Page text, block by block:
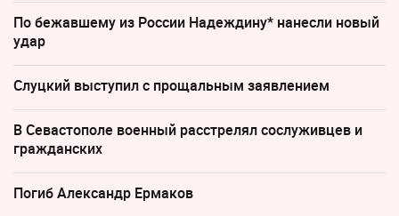
По бежавшему из России Надеждину* нанесли новый
удар
Слуцкий выступил с прощальным заявлением
В Севастополе военный расстрелял сослуживцев и
гражданских
Погиб Александр Ермаков